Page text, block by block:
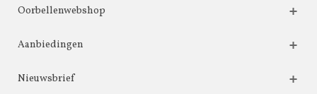
Oorbellenwebshop
Aanbiedingen
Nieuwsbrief